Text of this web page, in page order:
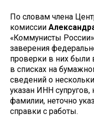
По словам члена
комиссии
«Коммунисты
заверения
проверки в них были
в списках на
сведений о
указан ИНН
фамилии, неточно
справки с работы.